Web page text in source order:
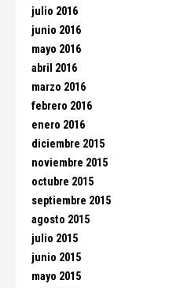
julio 2016
junio 2016
mayo 2016
abril 2016
marzo 2016
febrero 2016
enero 2016
diciembre 2015
noviembre 2015
octubre 2015
septiembre 2015
agosto 2015
julio 2015
junio 2015
mayo 2015